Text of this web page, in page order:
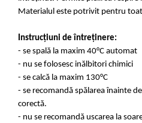
Materialul este potrivit pentru
Instrucțiuni de întreținere:
- se spală la maxim 40°C automat
- nu se folosesc inălbitori chimici
- se calcă la maxim 130°C
- se recomandă spălarea înainte
corectă.
- nu se recomandă uscarea la